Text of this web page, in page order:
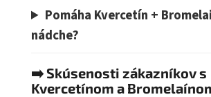
Pomáha Kvercetín +
nádche?
➡️ Skúsenosti zákazníkov s
Kvercetínom a